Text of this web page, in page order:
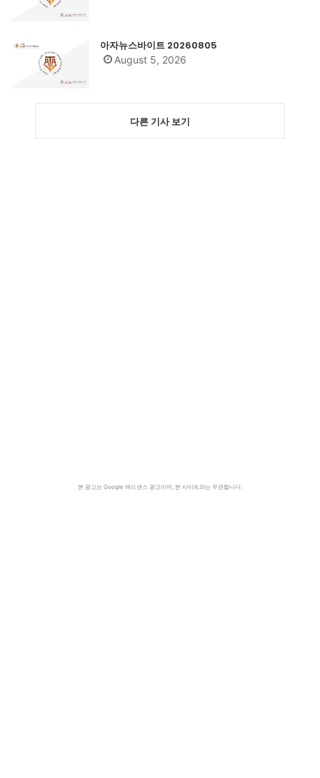
아자뉴스바이트 20260805
August 5, 2026
다른 기사 보기
본 광고는 Google 애드센스 광고이며, 본 사이트와는 무관합니다.